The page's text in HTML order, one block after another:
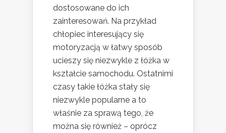
dostosowane do ich
zainteresowań. Na przykład
chłopiec interesujący się
motoryzacją w łatwy sposób
ucieszy się niezwykle z łóżka w
kształcie samochodu. Ostatnimi
czasy takie łóżka stały się
niezwykle popularne a to
właśnie za sprawą tego, że
można się również – oprócz